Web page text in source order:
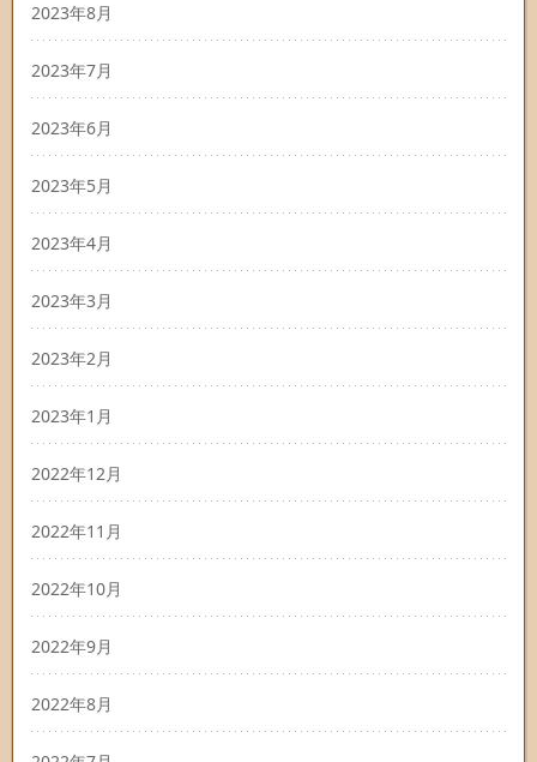
2023年8月
2023年7月
2023年6月
2023年5月
2023年4月
2023年3月
2023年2月
2023年1月
2022年12月
2022年11月
2022年10月
2022年9月
2022年8月